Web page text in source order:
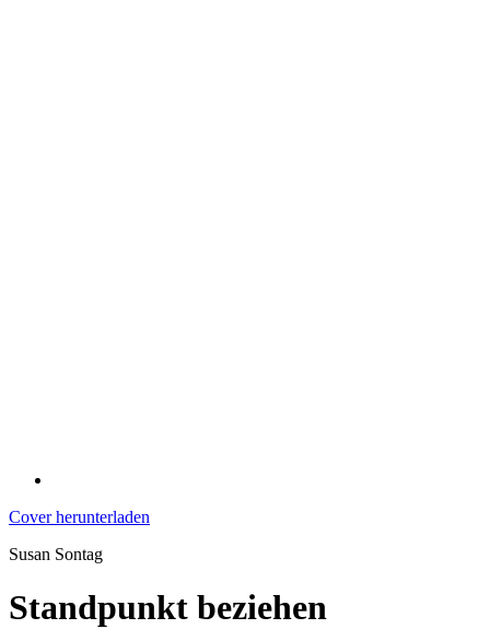
Cover herunterladen
Susan Sontag
Standpunkt beziehen